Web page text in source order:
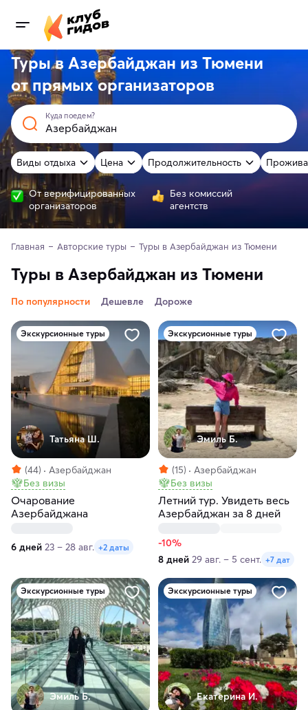
Туры в Азербайджан из Тюмени
отпрямыхорганизаторов
Куда поедем?
Виды отдыха Цена Продолжительность
От верифицированных
организаторов
Без комиссий
агентств
Главная Авторские туры Туры в Азербайджан из Тюмени
Туры в Азербайджан из Тюмени
По популярности Дешевле Дороже
Экскурсионные туры
Татьяна Ш.
(44)
Азербайджан
Без визы
Очарование
Азербайджана
6 дней 23 – 28 авг. +2 даты
Экскурсионные туры
Эмиль Б.
(15)
Азербайджан
Без визы
Летний тур. Увидеть весь
Азербайджан за 8 дней
-10%
8 дней 29 авг. – 5 сент. +7 дат
Экскурсионные туры
Эмиль Б.
Экскурсионные туры
Екатерина И.